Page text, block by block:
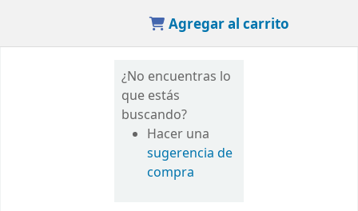
Agregar al carrito
¿No encuentras lo
que estás
buscando?
Hacer una
sugerencia de
compra